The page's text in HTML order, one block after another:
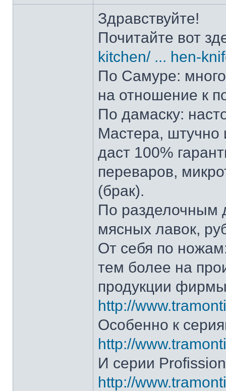
Здравствуйте!
Почитайте вот
kitchen/ ... hen-
По Самуре: много
на отношение к
По дамаску:
Мастера, штучно
даст 100%
переваров,
(брак).
По разделочным
мясных лавок,
От себя по
тем более на
продукции
http://
Особенно к
http://
И серии
http://